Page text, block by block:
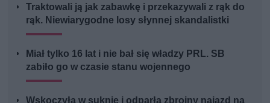
Traktowali ją jak zabawkę i przekazywali z rąk do
rąk. Niewiarygodne losy słynnej skandalistki
Miał tylko 16 lat i nie bał się władzy PRL. SB
zabiło go w czasie stanu wojennego
Wskoczyła w suknie i odparła zbrojny najazd na